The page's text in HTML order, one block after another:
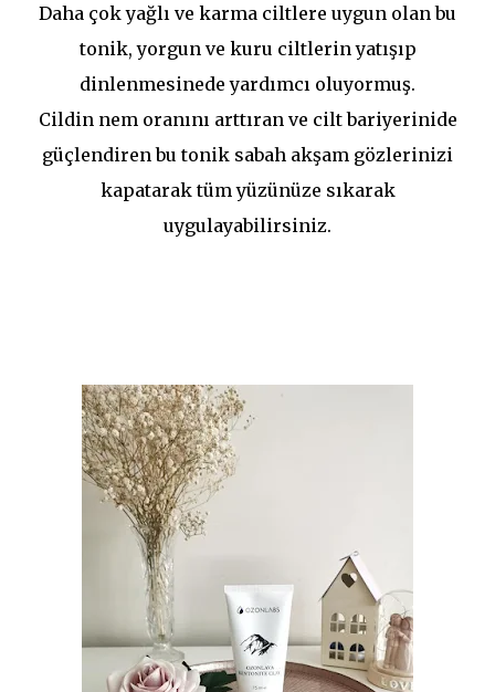
Daha çok yağlı ve karma ciltlere uygun olan bu
tonik, yorgun ve kuru ciltlerin yatışıp
dinlenmesinede yardımcı oluyormuş.
Cildin nem oranını arttıran ve cilt bariyerinide
güçlendiren bu tonik sabah akşam gözlerinizi
kapatarak tüm yüzünüze sıkarak
uygulayabilirsiniz.